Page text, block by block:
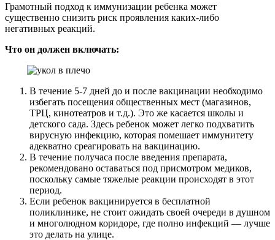
Грамотный подход к иммунизации ребенка может
существенно снизить риск проявления каких-либо
негативных реакций.
Что он должен включать:
В течение 5-7 дней до и после вакцинации необходимо
избегать посещения общественных мест (магазинов,
ТРЦ, кинотеатров и т.д.). Это же касается школы и
детского сада. Здесь ребенок может легко подхватить
вирусную инфекцию, которая помешает иммунитету
адекватно среагировать на вакцинацию.
В течение получаса после введения препарата,
рекомендовано оставаться под присмотром медиков,
поскольку самые тяжелые реакции происходят в этот
период.
Если ребенок вакцинируется в бесплатной
поликлинике, не стоит ожидать своей очереди в душном
и многолюдном коридоре, где полно инфекций — лучше
это делать на улице.